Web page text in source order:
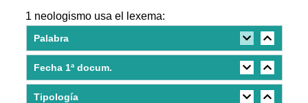
1 neologismo usa el lexema:
Palabra
Fecha 1ª docum.
Tipología